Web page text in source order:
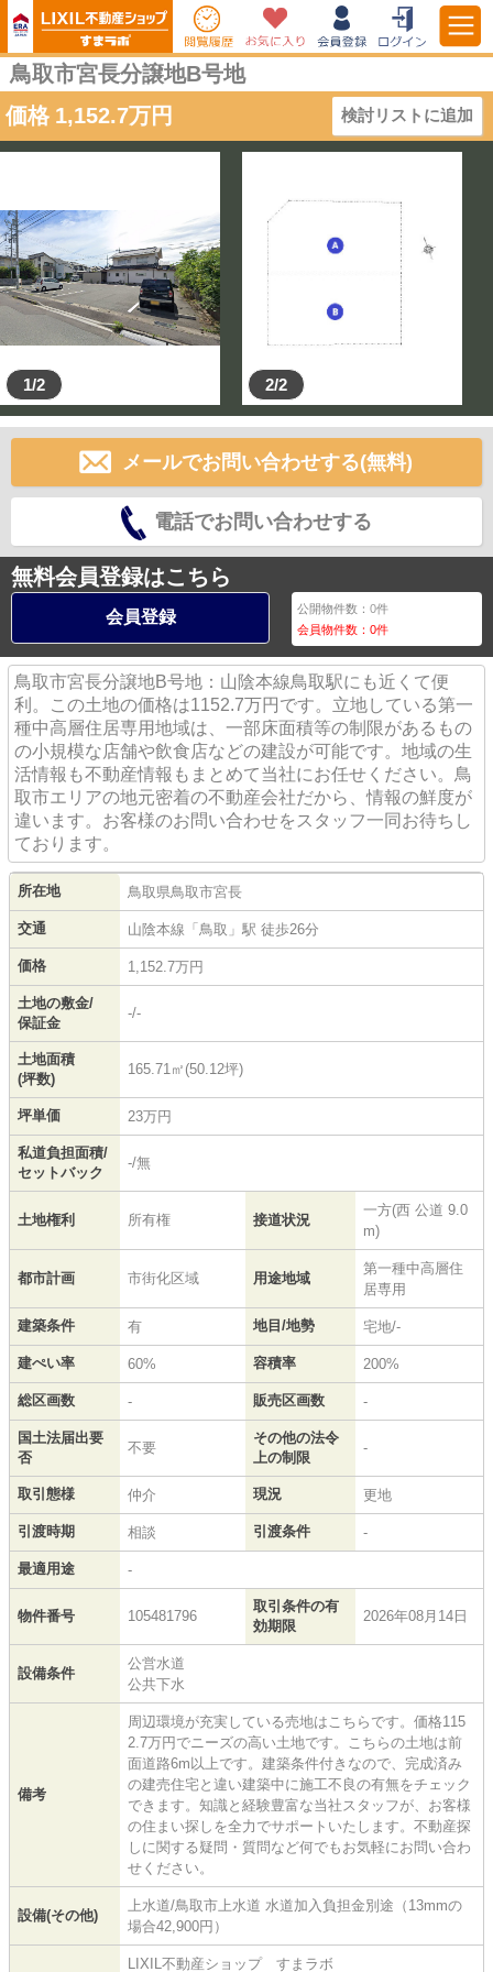
鳥取市宮長分譲地B号地
価格 1,152.7万円 検討リストに追加
1/2 2/2
メールでお問い合わせする(無料)
電話でお問い合わせする
無料会員登録はこちら
会員登録 公開物件数：0件
会員物件数：0件
鳥取市宮長分譲地B号地：山陰本線鳥取駅にも近くて便
利。この土地の価格は1152.7万円です。立地している第一
種中高層住居専用地域は、一部床面積等の制限があるもの
の小規模な店舗や飲食店などの建設が可能です。地域の生
活情報も不動産情報もまとめて当社にお任せください。鳥
取市エリアの地元密着の不動産会社だから、情報の鮮度が
違います。お客様のお問い合わせをスタッフ一同お待ちし
ております。
所在地 鳥取県鳥取市宮長
交通 山陰本線 「 鳥取 」駅 徒歩26分
価格 1,152.7万円
土地の敷金/
保証金
-/-
土地面積
(坪数)
165.71㎡(50.12坪)
坪単価 23万円
私道負担面積/
セットバック
-/無
土地権利 所有権 接道状況
一方(西 公道 9.0
m)
都市計画 市街化区域 用途地域
第一種中高層住
居専用
建築条件 有 地目/地勢 宅地/-
建ぺい率 60% 容積率 200%
総区画数 - 販売区画数 -
国土法届出要
否
不要
その他の法令
上の制限
-
取引態様 仲介 現況 更地
引渡時期 相談 引渡条件 -
最適用途 -
物件番号 105481796
取引条件の有
効期限
2026年08月14日
設備条件
公営水道
公共下水
備考
周辺環境が充実している売地はこちらです。価格115
2.7万円でニーズの高い土地です。こちらの土地は前
面道路6m以上です。建築条件付きなので、完成済み
の建売住宅と違い建築中に施工不良の有無をチェック
できます。知識と経験豊富な当社スタッフが、お客様
の住まい探しを全力でサポートいたします。不動産探
しに関する疑問・質問など何でもお気軽にお問い合わ
せください。
設備(その他)
上水道/鳥取市上水道 水道加入負担金別途（13mmの
場合42,900円）
LIXIL不動産ショップ すまラボ